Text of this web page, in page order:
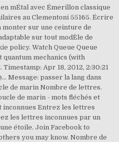
mÉtal avec Émerillon classique
au Clementoni 55165. Écrire
monter sur une ceinture de
sur tout modÈle de
policy. Watch Queue Queue
quantum mechanics (with
Apr 18, 2012, 2:30:21
Message: passer la lang dans
de marin Nombre de lettres.
de marin - mots fléchés et
inconnues Entrez les lettres
les lettres inconnues par un
étoile. Join Facebook to
you may know. Nombre de